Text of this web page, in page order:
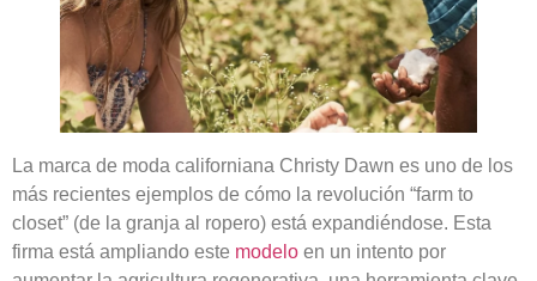
La marca de moda californiana Christy Dawn es uno de los
más recientes ejemplos de cómo la revolución “farm to
closet” (de la granja al ropero) está expandiéndose. Esta
firma está ampliando este modelo en un intento por